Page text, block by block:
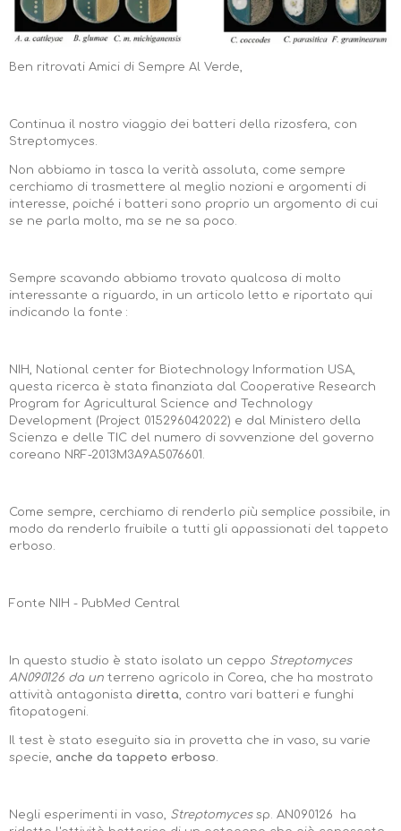
Ben ritrovati Amici di Sempre Al Verde,
Continua il nostro viaggio dei batteri della rizosfera, con
Streptomyces.
Non abbiamo in tasca la verità assoluta, come sempre
cerchiamo di trasmettere al meglio nozioni e argomenti di
interesse, poiché i batteri sono proprio un argomento di cui
se ne parla molto, ma se ne sa poco.
Sempre scavando abbiamo trovato qualcosa di molto
interessante a riguardo, in un articolo letto e riportato qui
indicando la fonte :
NIH, National center for Biotechnology Information USA,
questa ricerca è stata finanziata dal Cooperative Research
Program for Agricultural Science and Technology
Development (Project 015296042022) e dal Ministero della
Scienza e delle TIC del numero di sovvenzione del governo
coreano NRF-2013M3A9A5076601.
Come sempre, cerchiamo di renderlo più semplice possibile, in
modo da renderlo fruibile a tutti gli appassionati del tappeto
erboso.
Fonte NIH - PubMed Central
In questo studio è stato isolato un ceppo Streptomyces
AN090126 da un terreno agricolo in Corea, che ha mostrato
attività antagonista diretta, contro vari batteri e funghi
fitopatogeni.
Il test è stato eseguito sia in provetta che in vaso, su varie
specie, anche da tappeto erboso.
Negli esperimenti in vaso, Streptomyces sp. AN090126 ha